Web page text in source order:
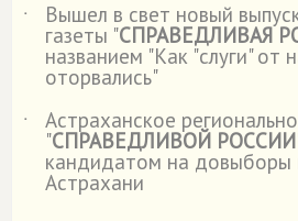
˙
Вышел в свет новый
газеты "СПРАВЕДЛИВАЯ
названием "Как "слуги" от
оторвались"
˙
Астраханское
"СПРАВЕДЛИВОЙ РОССИИ
кандидатом на довыборы
Астрахани